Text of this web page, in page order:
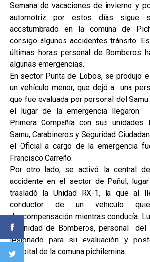
Semana de vacaciones de invierno y
automotriz por estos días sigue
acostumbrado en la comuna de
consigo algunos accidentes tránsito.
últimas horas personal de Bomberos
algunas emergencias.
En sector Punta de Lobos, se produjo
un vehículo menor, que dejó a una
que fue evaluada por personal del
el lugar de la emergencia llegaron
Primera Compañía con sus unidades
Samu, Carabineros y Seguridad
el Oficial a cargo de la emergencia
Francisco Carreño.
Por otro lado, se activó la central
accidente en el sector de Pañul,
trasladó la Unidad RX-1, la que al
conductor de un vehículo
descompensación mientras conducía.
la Unidad de Bomberos, personal del
lesionado para su evaluación y
hospital de la comuna pichilemina.